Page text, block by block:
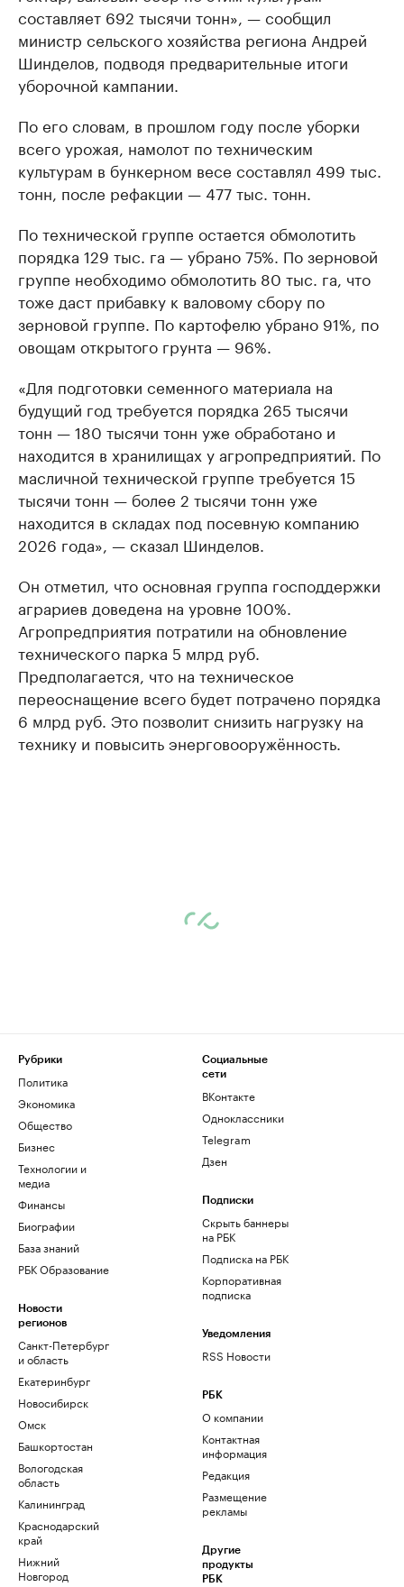
составляет 692 тысячи тонн», — сообщил
министр сельского хозяйства региона Андрей
Шинделов, подводя предварительные итоги
уборочной кампании.
По его словам, в прошлом году после уборки
всего урожая, намолот по техническим
культурам в бункерном весе составлял 499 тыс.
тонн, после рефакции — 477 тыс. тонн.
По технической группе остается обмолотить
порядка 129 тыс. га — убрано 75%. По зерновой
группе необходимо обмолотить 80 тыс. га, что
тоже даст прибавку к валовому сбору по
зерновой группе. По картофелю убрано 91%, по
овощам открытого грунта — 96%.
«Для подготовки семенного материала на
будущий год требуется порядка 265 тысячи
тонн — 180 тысячи тонн уже обработано и
находится в хранилищах у агропредприятий. По
масличной технической группе требуется 15
тысячи тонн — более 2 тысячи тонн уже
находится в складах под посевную компанию
2026 года», — сказал Шинделов.
Он отметил, что основная группа господдержки
аграриев доведена на уровне 100%.
Агропредприятия потратили на обновление
технического парка 5 млрд руб.
Предполагается, что на техническое
переоснащение всего будет потрачено порядка
6 млрд руб. Это позволит снизить нагрузку на
технику и повысить энерговооружённость.
Рубрики
Политика
Экономика
Общество
Бизнес
Технологии и
медиа
Финансы
Биографии
База знаний
РБК Образование
Новости
регионов
Санкт-Петербург
и область
Екатеринбург
Новосибирск
Омск
Башкортостан
Вологодская
область
Калининград
Краснодарский
край
Нижний
Новгород
Социальные
сети
ВКонтакте
Одноклассники
Telegram
Дзен
Подписки
Скрыть баннеры
на РБК
Подписка на РБК
Корпоративная
подписка
Уведомления
RSS Новости
РБК
О компании
Контактная
информация
Редакция
Размещение
рекламы
Другие
продукты
РБК